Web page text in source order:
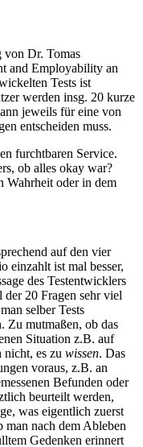
von Dr. Tomas
and Employability an
Tests ist
werden insg. 20 kurze
jeweils für eine von
entscheiden muss.
furchtbaren Service.
ob alles okay war?
Wahrheit oder in dem
auf den vier
einzahlt ist mal besser,
des Testentwicklers
20 Fragen sehr viel
selber Tests
Zu mutmaßen, ob das
Situation z.B. auf
nicht, es zu wissen. Das
voraus, z.B. an
Befunden oder
beurteilt werden,
was eigentlich zuerst
man nach dem Ableben
Gedenken erinnert